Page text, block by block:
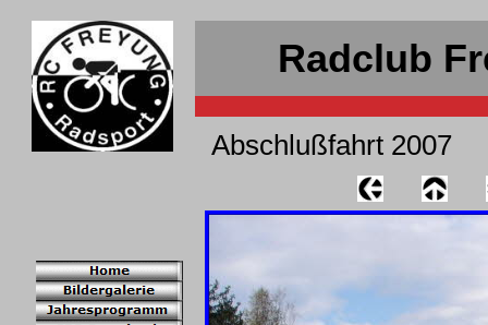
Radclub
Abschlußfahrt 2007